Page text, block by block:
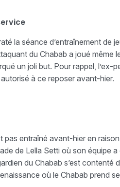
la séance d’entraînement de
du Chabab a joué même
un joli but. Pour rappel, l’ex-
à ce reposer avant-hier.
pas entraîné avant-hier en raison
de Lella Setti où son équipe
du Chabab s’est contenté
où le Chabab prend